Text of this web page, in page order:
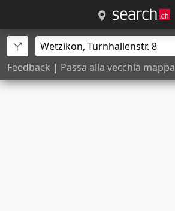
Feedback | Passa alla vecchia mappa